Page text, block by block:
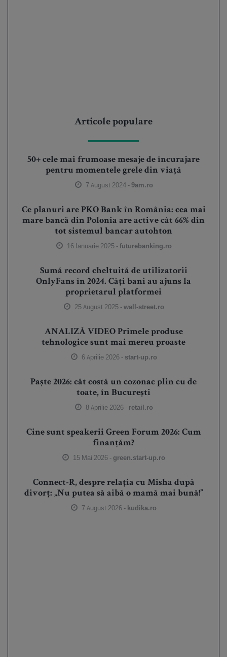
Articole populare
50+ cele mai frumoase mesaje de încurajare
pentru momentele grele din viață
7 August 2024 -9am.ro
Ce planuri are PKO Bank în România: cea mai
mare bancă din Polonia are active cât 66% din
tot sistemul bancar autohton
16 Ianuarie 2025 -futurebanking.ro
Sumă record cheltuită de utilizatorii
OnlyFans în 2024. Câți bani au ajuns la
proprietarul platformei
25 August 2025 -wall-street.ro
ANALIZĂ VIDEO Primele produse
tehnologice sunt mai mereu proaste
6 Aprilie 2026 - start-up.ro
Paște 2026: cât costă un cozonac plin cu de
toate, în București
8 Aprilie 2026 - retail.ro
Cine sunt speakerii Green Forum 2026: Cum
finanțăm?
15 Mai 2026 - green.start-up.ro
Connect-R, despre relația cu Misha după
divorț: „Nu putea să aibă o mamă mai bună!”
7 August 2026 - kudika.ro